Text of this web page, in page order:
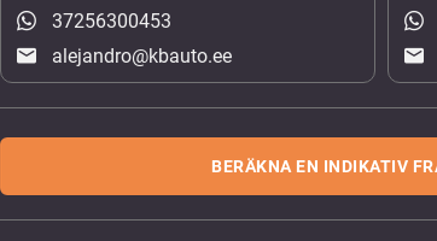
37256300453
alejandro@kbauto.ee
BERÄKNA EN INDIKATIV